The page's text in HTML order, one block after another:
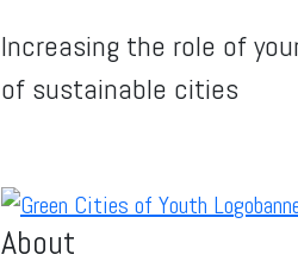
Increasing the role of
of sustainable cities
About